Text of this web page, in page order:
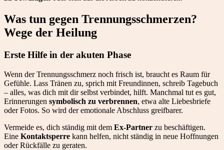
Was tun gegen Trennungsschmerzen?
Wege der Heilung
Erste Hilfe in der akuten Phase
Wenn der Trennungsschmerz noch frisch ist, braucht es Raum für
Gefühle. Lass Tränen zu, sprich mit Freundinnen, schreib Tagebuch
– alles, was dich mit dir selbst verbindet, hilft. Manchmal tut es gut,
Erinnerungen symbolisch zu verbrennen, etwa alte Liebesbriefe
oder Fotos. So wird der emotionale Abschluss greifbarer.
Vermeide es, dich ständig mit dem Ex-Partner zu beschäftigen.
Eine Kontaktsperre kann helfen, nicht ständig in neue Hoffnungen
oder Rückfälle zu geraten.